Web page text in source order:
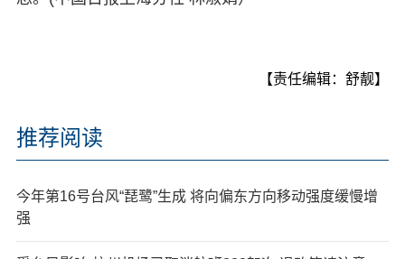
【责任编辑：舒靓】
推荐阅读
今年第16号台风“琵鹭”生成 将向偏东方向移动强度缓慢增
强